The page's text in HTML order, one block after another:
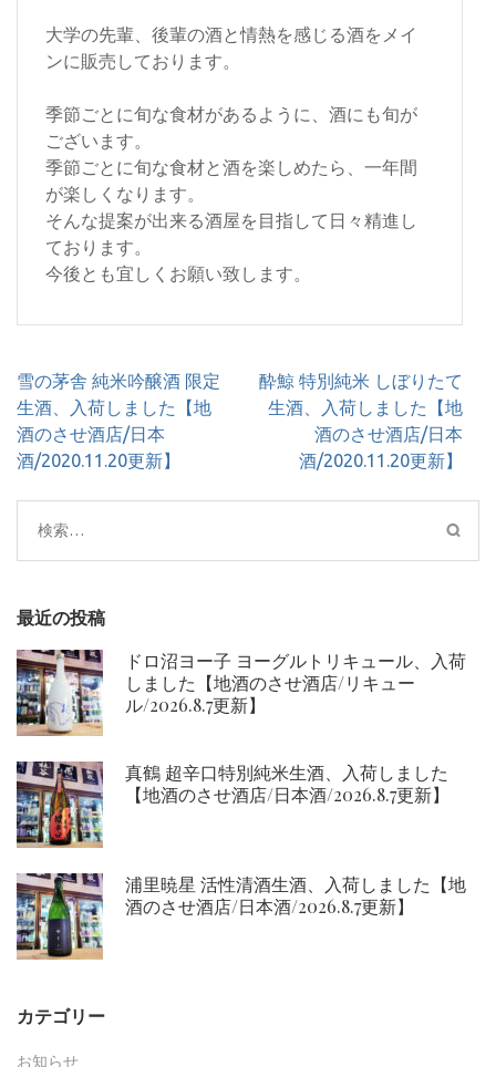
大学の先輩、後輩の酒と情熱を感じる酒をメイ
ンに販売しております。
季節ごとに旬な食材があるように、酒にも旬が
ございます。
季節ごとに旬な食材と酒を楽しめたら、一年間
が楽しくなります。
そんな提案が出来る酒屋を目指して日々精進し
ております。
今後とも宜しくお願い致します。
投
稿
ナ
ビ
シ
ョ
雪の茅舎 純米吟醸酒 限定
生酒、入荷しました【地
酒のさせ酒店/日本
酒/2020.11.20更新】
酔鯨 特別純米 しぼりたて
生酒、入荷しました【地
酒のさせ酒店/日本
酒/2020.11.20更新】
検
索:
最近の投稿
ドロ沼ヨー子 ヨーグルトリキュール、入荷
しました【地酒のさせ酒店/リキュー
ル/2026.8.7更新】
真鶴 超辛口特別純米生酒、入荷しました
【地酒のさせ酒店/日本酒/2026.8.7更新】
浦里暁星 活性清酒生酒、入荷しました【地
酒のさせ酒店/日本酒/2026.8.7更新】
カテゴリー
お知らせ